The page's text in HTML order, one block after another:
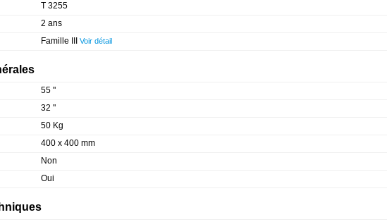
T 3255
2 ans
Famille III Voir détail
55 "
32 "
50 Kg
400 x 400 mm
Non
Oui